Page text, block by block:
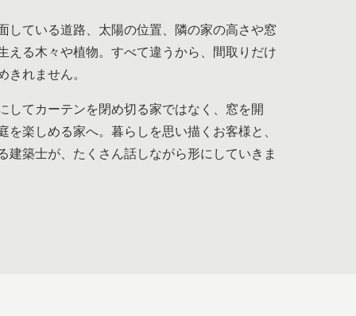
している道路、太陽の位置、隣の家の高さや窓
える木々や植物。すべて違うから、間取りだけ
きれません。
してカーテンを閉め切る家ではなく、窓を開
を楽しめる家へ。暮らしを思い描くお客様と、
建築士が、たくさん話しながら形にしていきま